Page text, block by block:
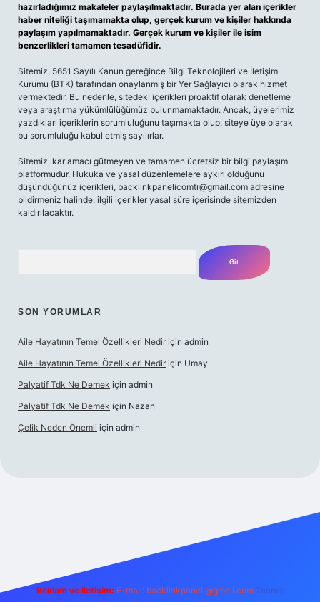
hazırladığımız makaleler paylaşılmaktadır. Burada yer alan içerikler
haber niteliği taşımamakta olup, gerçek kurum ve kişiler hakkında
paylaşım yapılmamaktadır. Gerçek kurum ve kişiler ile isim
benzerlikleri tamamen tesadüfidir.
Sitemiz, 5651 Sayılı Kanun gereğince Bilgi Teknolojileri ve İletişim
Kurumu (BTK) tarafından onaylanmış bir Yer Sağlayıcı olarak hizmet
vermektedir. Bu nedenle, sitedeki içerikleri proaktif olarak denetleme
veya araştırma yükümlülüğümüz bulunmamaktadır. Ancak, üyelerimiz
yazdıkları içeriklerin sorumluluğunu taşımakta olup, siteye üye olarak
bu sorumluluğu kabul etmiş sayılırlar.
Sitemiz, kar amacı gütmeyen ve tamamen ücretsiz bir bilgi paylaşım
platformudur. Hukuka ve yasal düzenlemelere aykırı olduğunu
düşündüğünüz içerikleri, backlinkpanelicomtr@gmail.com adresine
bildirmeniz halinde, ilgili içerikler yasal süre içerisinde sitemizden
kaldırılacaktır.
SON YORUMLAR
Aile Hayatının Temel Özellikleri Nedir için admin
Aile Hayatının Temel Özellikleri Nedir için Umay
Palyatif Tdk Ne Demek için admin
Palyatif Tdk Ne Demek için Nazan
Çelik Neden Önemli için admin
Reklam ve İletişim: E-mail: backlinkpaneli@gmail.com Teams: